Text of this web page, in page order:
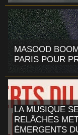
MASOOD
PARIS POUR
LA MUSIQUE
RELÂCHES
ÉMERGENTS